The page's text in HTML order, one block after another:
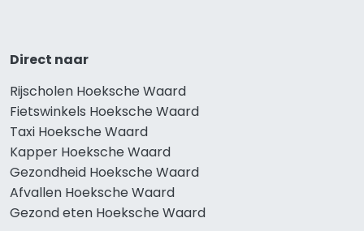
Direct naar
Rijscholen Hoeksche Waard
Fietswinkels Hoeksche Waard
Taxi Hoeksche Waard
Kapper Hoeksche Waard
Gezondheid Hoeksche Waard
Afvallen Hoeksche Waard
Gezond eten Hoeksche Waard